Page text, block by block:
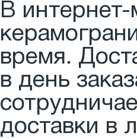
В интернет-
время.
в день
доставки в